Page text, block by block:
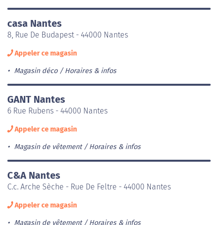
casa Nantes
8, Rue De Budapest - 44000 Nantes
Appeler ce magasin
Magasin déco Horaires & infos
GANT Nantes
6 Rue Rubens - 44000 Nantes
Appeler ce magasin
Magasin de vêtement Horaires & infos
C&A Nantes
C.c. Arche Sèche - Rue De Feltre - 44000 Nantes
Appeler ce magasin
Magasin de vêtement Horaires & infos